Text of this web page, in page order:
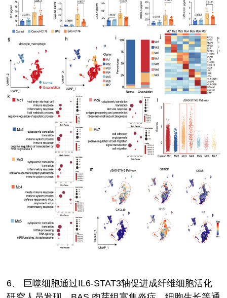
6、
巨噬细胞通过IL6-STAT3轴促进成纤维细胞活化